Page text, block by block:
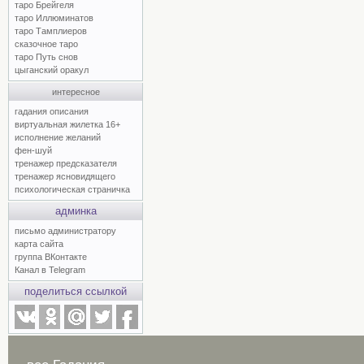
таро Брейгеля
таро Иллюминатов
таро Тамплиеров
сказочное таро
таро Путь снов
цыганский оракул
интересное
гадания описания
виртуальная жилетка 16+
исполнение желаний
фен-шуй
тренажер предсказателя
тренажер ясновидящего
психологическая страничка
админка
письмо администратору
карта сайта
группа ВКонтакте
Канал в Telegram
поделиться ссылкой